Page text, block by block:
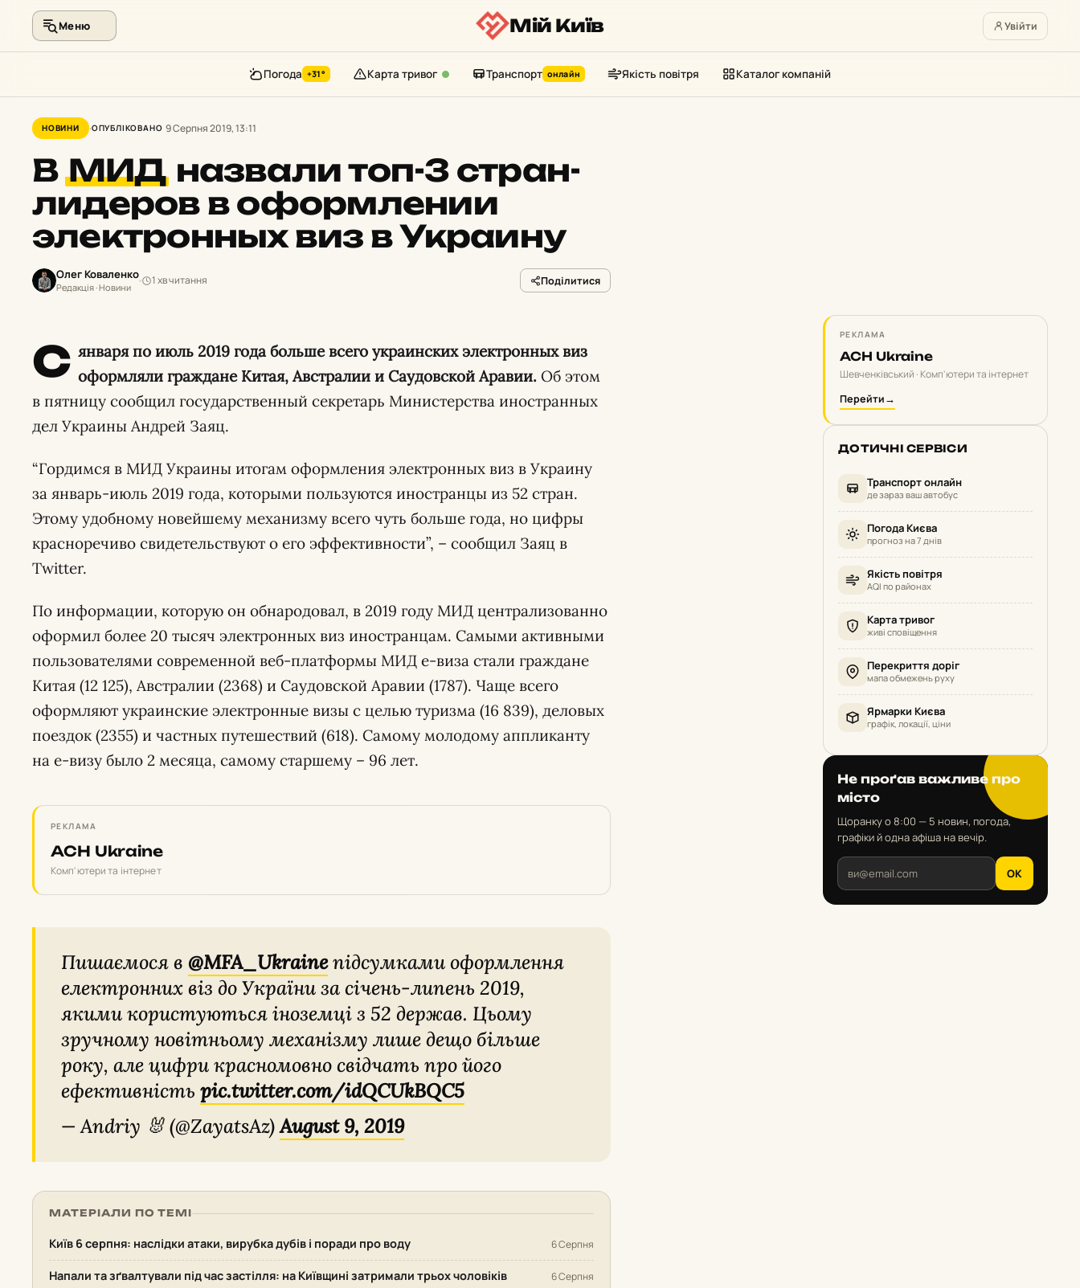
контенту
Меню Мій Київ Увійти
Погода +31° Карта тривог Транспорт онлайн Якість повітря Каталог компаній
НОВИНИ ОПУБЛІКОВАНО 9 Серпня 2019, 13:11
ВМИД назвали топ-3 стран-
лидеров в оформлении
электронных виз в Украину
Олег Коваленко
Редакція · Новини
1 хв читання Поділитися
С января по июль 2019 года больше всего украинских электронных виз
оформляли граждане Китая, Австралии и Саудовской Аравии. Об этом
в пятницу сообщил государственный секретарь Министерства иностранных
дел Украины Андрей Заяц.
“Гордимся в МИД Украины итогам оформления электронных виз в Украину
за январь-июль 2019 года, которыми пользуются иностранцы из 52 стран.
Этому удобному новейшему механизму всего чуть больше года, но цифры
красноречиво свидетельствуют о его эффективности”, – сообщил Заяц в
Twitter.
По информации, которую он обнародовал, в 2019 году МИД централизованно
оформил более 20 тысяч электронных виз иностранцам. Самыми активными
пользователями современной веб-платформы МИД е-виза стали граждане
Китая (12 125), Австралии (2368) и Саудовской Аравии (1787). Чаще всего
оформляют украинские электронные визы с целью туризма (16 839), деловых
поездок (2355) и частных путешествий (618). Самому молодому аппликанту
на е-визу было 2 месяца, самому старшему – 96 лет.
РЕКЛАМА
ACH Ukraine
Комп'ютери та інтернет
Пишаємося в ⁦ @MFA_Ukraine⁩ підсумками оформлення
електронних віз до України за січень-липень 2019,
якими користуються іноземці з 52 держав. Цьому
зручному новітньому механізму лише дещо більше
року, але цифри красномовно свідчать про його
ефективність pic.twitter.com/idQCUkBQC5
— Andriy 🐰 (@ZayatsAz)August 9, 2019
МАТЕРІАЛИ ПО ТЕМІ
Київ 6 серпня: наслідки атаки, вирубка дубів і поради про воду 6 Серпня
Напали та зґвалтували під час застілля: на Київщині затримали трьох чоловіків 6 Серпня
РЕКЛАМА
ACH Ukraine
Шевченківський · Комп'ютери та інтернет
Перейти→
ДОТИЧНІ СЕРВІСИ
Транспорт онлайн
де зараз ваш автобус
Погода Києва
прогноз на 7 днів
Якість повітря
AQI по районах
Карта тривог
живі сповіщення
Перекриття доріг
мапа обмежень руху
Ярмарки Києва
графік, локації, ціни
Не проґав важливе про
місто
Щоранку о 8:00 — 5 новин, погода,
графіки й одна афіша на вечір.
OK